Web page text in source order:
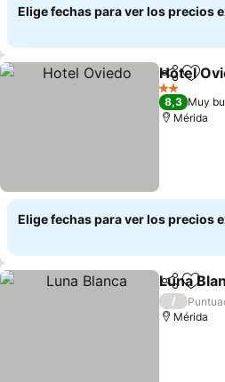
Elige fechas para ver los precios
Compartir
Hotel
2 Estrellas
8,3 Muy
Mérida
Elige fechas para ver los precios
Compartir
Luna
/
Mérida